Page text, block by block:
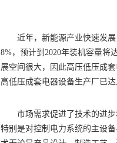
近年，新能源产业快速发展
8%，预计到2020年装机容量将
展空间很大，因此高压低压成
高低压成套电器设备生产厂已
市场需求促进了技术的进步
特别是对控制电力系统的主设